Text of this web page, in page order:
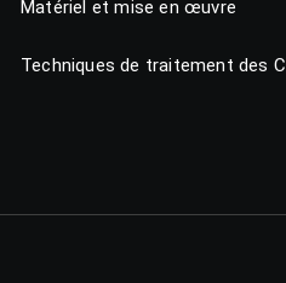
Matériel et mise en œuvre
Techniques de traitement des